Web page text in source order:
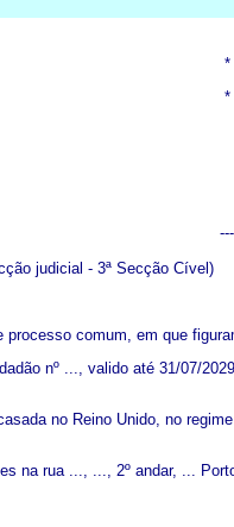
*
*
---
judicial - 3ª Secção Cível)
processo comum, em que
nº ..., valido até 31/07/
no Reino Unido, no
na rua ..., ..., 2º andar, ...